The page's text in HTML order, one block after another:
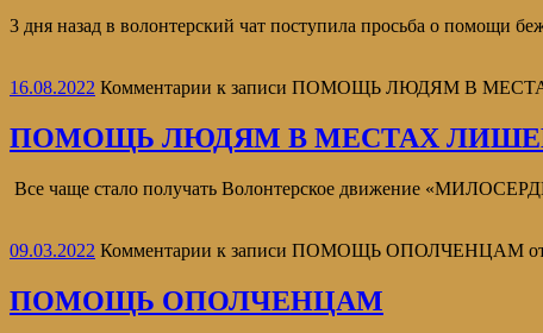
3 дня назад в волонтерский чат поступила просьба о помощи
16.08.2022 Комментарии к записи ПОМОЩЬ ЛЮДЯМ В
ПОМОЩЬ ЛЮДЯМ В МЕСТАХ
Все чаще стало получать Волонтерское движение
09.03.2022 Комментарии к записи ПОМОЩЬ ОПОЛЧЕНЦАМ
ПОМОЩЬ ОПОЛЧЕНЦАМ